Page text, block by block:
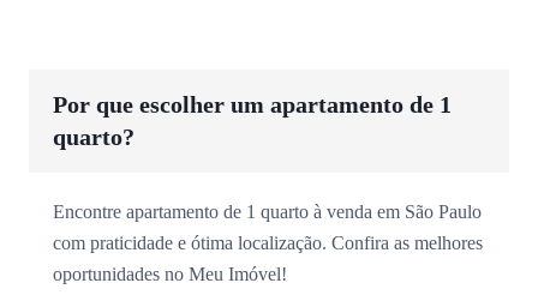
Por que escolher um apartamento de 1
quarto?
Encontre apartamento de 1 quarto à venda em São Paulo
com praticidade e ótima localização. Confira as melhores
oportunidades no Meu Imóvel!